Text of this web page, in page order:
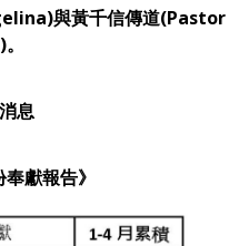
與黃千信傳道(Pastor
息
獻報告》